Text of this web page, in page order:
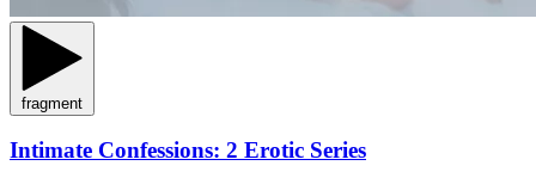
fragment
Intimate Confessions: 2 Erotic Series